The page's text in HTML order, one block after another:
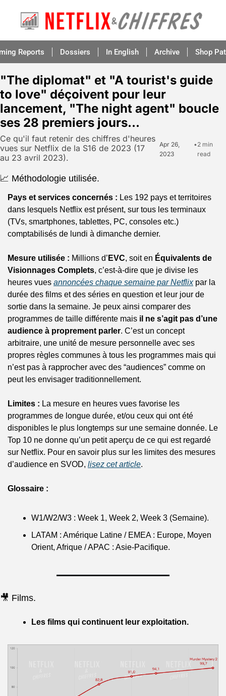
Reports Dossiers In English Archive Shop
"The diplomat" et "A tourist's guide
to love" déçoivent pour leur
lancement, "The night agent" boucle
ses 28 premiers jours...
Ce qu'il faut retenir des chiffres d'heures
vues sur Netflix de la S16 de 2023 (17
au 23 avril 2023).
Apr 26,
2023
•2 min
read
📈 Méthodologie utilisée.
Pays et services concernés : Les 192 pays et territoires
dans lesquels Netflix est présent, sur tous les terminaux
(TVs, smartphones, tablettes, PC, consoles etc.)
comptabilisés de lundi à dimanche dernier.
Mesure utilisée : Millions d’ EVC, soit en Équivalents de
Visionnages Complets, c’est-à-dire que je divise les
heures vues annoncées chaque semaine par Netflix par la
durée des films et des séries en question et leur jour de
sortie dans la semaine. Je peux ainsi comparer des
programmes de taille différente mais il ne s’agit pas d’une
audience à proprement parler. C’est un concept
arbitraire, une unité de mesure personnelle avec ses
propres règles communes à tous les programmes mais qui
n’est pas à rapprocher avec des “audiences” comme on
peut les envisager traditionnellement.
Limites : La mesure en heures vues favorise les
programmes de longue durée, et/ou ceux qui ont été
disponibles le plus longtemps sur une semaine donnée. Le
Top 10 ne donne qu’un petit aperçu de ce qui est regardé
sur Netflix. Pour en savoir plus sur les limites des mesures
d’audience en SVOD, lisez cet article.
Glossaire :
W1/W2/W3 : Week 1, Week 2, Week 3 (Semaine).
LATAM : Amérique Latine / EMEA : Europe, Moyen
Orient, Afrique / APAC : Asie-Pacifique.
🎥 Films.
Les films qui continuent leur exploitation.